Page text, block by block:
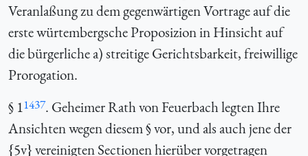
Veranlaßung zu dem gegenwärtigen Vortrage auf die
erste würtembergsche Proposizion in Hinsicht auf
die bürgerliche a) streitige Gerichtsbarkeit, freiwillige
Prorogation.
§ 11437. Geheimer Rath von Feuerbach legten Ihre
Ansichten wegen diesem § vor, und als auch jene der
{5v} vereinigten Sectionen hierüber vorgetragen